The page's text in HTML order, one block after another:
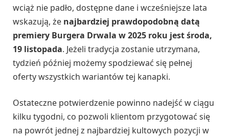
wciąż nie padło, dostępne dane i wcześniejsze lata
wskazują, że najbardziej prawdopodobną datą
premiery Burgera Drwala w 2025 roku jest środa,
19 listopada. Jeżeli tradycja zostanie utrzymana,
tydzień później możemy spodziewać się pełnej
oferty wszystkich wariantów tej kanapki.
Ostateczne potwierdzenie powinno nadejść w ciągu
kilku tygodni, co pozwoli klientom przygotować się
na powrót jednej z najbardziej kultowych pozycji w